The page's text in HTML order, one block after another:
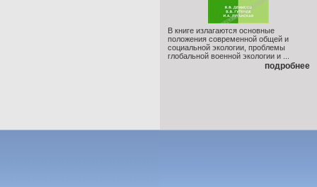
В книге излагаются основные
положения современной общей и
социальной экологии, проблемы
глобальной военной экологии и ...
подробнее